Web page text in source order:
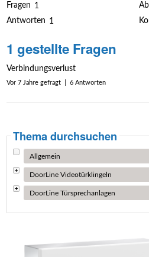
Fragen 1
Antworten 1
1 gestellte Fragen
Verbindungsverlust
Vor 7 Jahre gefragt | 6 Antworten
Thema durchsuchen
Allgemein
DoorLine Videotürklingeln
DoorLine Türsprechanlagen